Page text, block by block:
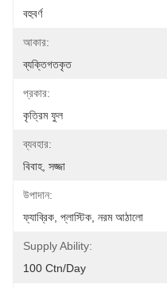
বহুবর্ণ
আকার:
ব্যক্তিগতকৃত
প্রকার:
কৃত্রিম ফুল
ব্যবহার:
বিবাহ, সজ্জা
উপাদান:
ফ্যাব্রিক, প্লাস্টিক, নরম আঠালো
Supply Ability:
100 Ctn/day